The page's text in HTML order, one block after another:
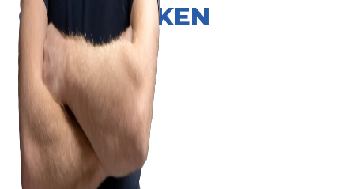
ONZE MERKEN